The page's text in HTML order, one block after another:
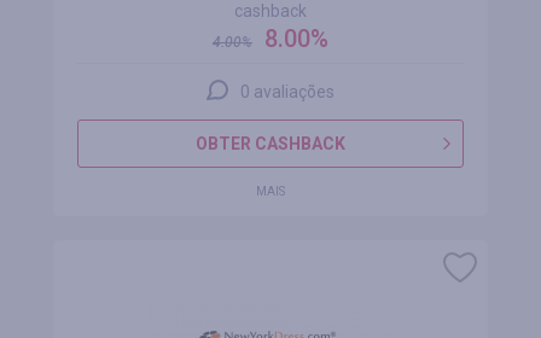
cashback
4.00% 8.00%
0 avaliações
OBTER CASHBACK
MAIS